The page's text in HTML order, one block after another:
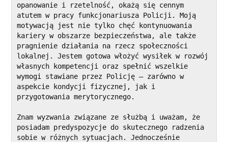
opanowanie i rzetelność, okażą się cennym
atutem w pracy funkcjonariusza Policji. Moją
motywacją jest nie tylko chęć kontynuowania
kariery w obszarze bezpieczeństwa, ale także
pragnienie działania na rzecz społeczności
lokalnej. Jestem gotowa włożyć wysiłek w rozwój
własnych kompetencji oraz spełnić wszelkie
wymogi stawiane przez Policję – zarówno w
aspekcie kondycji fizycznej, jak i
przygotowania merytorycznego.
Znam wyzwania związane ze służbą i uważam, że
posiadam predyspozycje do skutecznego radzenia
sobie w różnych sytuacjach. Jednocześnie